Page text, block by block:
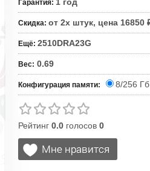
Гарантия:
Скидка: от 2х штук, цена 16850
Ещё: 2510DRA23G
Вес: 0.69
Конфигурация памяти: 8/256 Гб
Рейтинг 0.0голосов 0